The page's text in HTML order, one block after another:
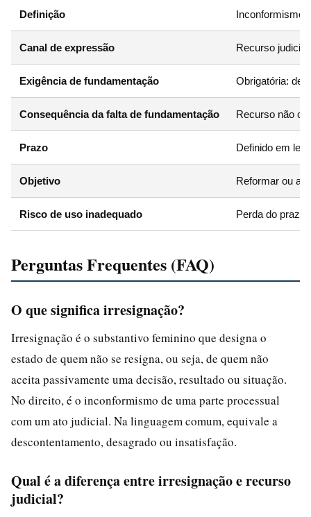
Definição Inconformismo
Canal de expressão Recurso
Exigência de fundamentação Obrigatória:
Consequência da falta de fundamentação Recurso não
Prazo Definido em lei
Objetivo Reformar ou
Risco de uso inadequado Perda do prazo
Perguntas Frequentes (FAQ)
O que significa irresignação?
Irresignação é o substantivo feminino que designa o
estado de quem não se resigna, ou seja, de quem não
aceita passivamente uma decisão, resultado ou situação.
No direito, é o inconformismo de uma parte processual
com um ato judicial. Na linguagem comum, equivale a
descontentamento, desagrado ou insatisfação.
Qual é a diferença entre irresignação e recurso
judicial?